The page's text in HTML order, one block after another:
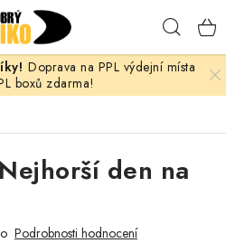
Doprava na PPL výdejní místa
boxů zdarma!
den na
Podrobnosti hodnocení